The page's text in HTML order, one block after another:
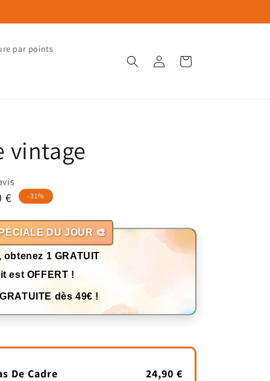
par points
Connexion Panier
vintage
€ -31%
DU JOUR 🎨
obtenez 1 GRATUIT
est OFFERT !
dès 49€ !
De Cadre 24,90 €